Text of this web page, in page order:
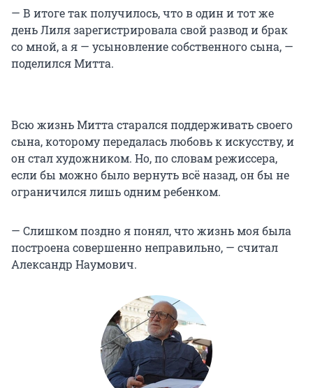
— В итоге так получилось, что в один и тот же
день Лиля зарегистрировала свой развод и брак
со мной, а я — усыновление собственного сына, —
поделился Митта.
Всю жизнь Митта старался поддерживать своего
сына, которому передалась любовь к искусству, и
он стал художником. Но, по словам режиссера,
если бы можно было вернуть всё назад, он бы не
ограничился лишь одним ребенком.
— Слишком поздно я понял, что жизнь моя была
построена совершенно неправильно, — считал
Александр Наумович.